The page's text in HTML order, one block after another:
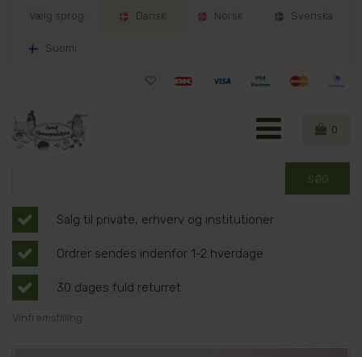
Vælg sprog: Dansk Norsk Svenska
Suomi
0
Salg til private, erhverv og institutioner
Ordrer sendes indenfor 1-2 hverdage
30 dages fuld returret
Vinfremstilling